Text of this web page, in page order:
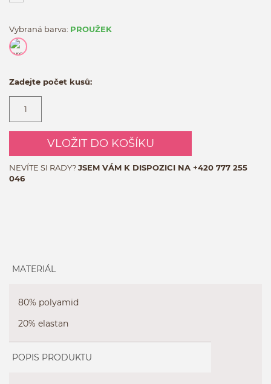
Vybraná barva: PROUŽEK
Zadejte počet kusů:
VLOŽIT DO KOŠÍKU
NEVÍTE SI RADY?JSEM VÁM K DISPOZICI NA +420 777 255
046
MATERIÁL
80% polyamid
20% elastan
POPIS PRODUKTU